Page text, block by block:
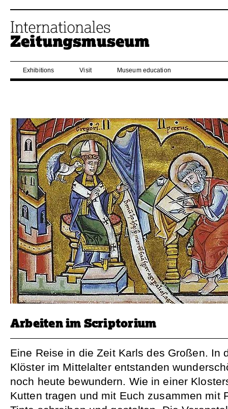
Exhibitions Visit Museum education
Arbeiten im Scriptorium
Eine Reise in die Zeit Karls des Großen. In
Klöster im Mittelalter entstanden
noch heute bewundern. Wie in einer
Kutten tragen und mit Euch zusammen mit